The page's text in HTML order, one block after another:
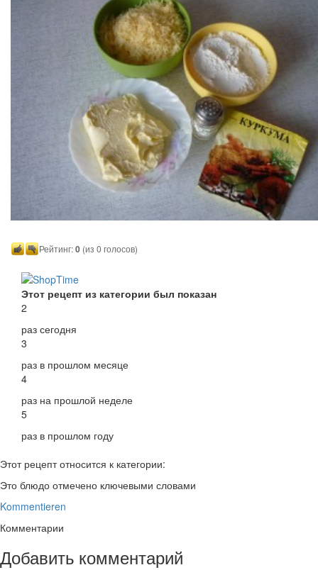
Рейтинг:0 (из 0 голосов)
Этот рецепт из категории был показан
2
раз сегодня
3
раз в прошлом месяце
4
раз на прошлой неделе
5
раз в прошлом году
Этот рецепт относится к категории:
Это блюдо отмечено ключевыми словами
Kommentieren
Комментарии
Добавить комментарий